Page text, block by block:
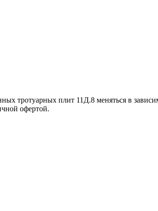
тротуарных плит 11Д.8 меняться в
офертой.